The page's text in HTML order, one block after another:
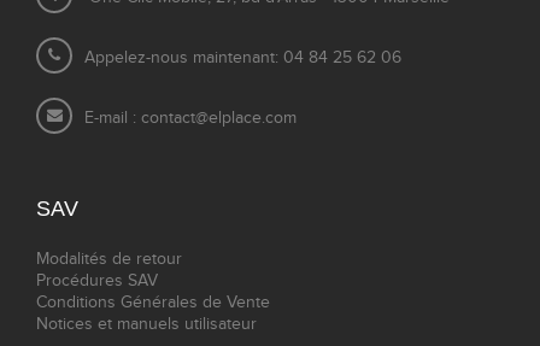
Appelez-nous maintenant: 04 84 25 62 06
E-mail : contact@elplace.com
SAV
Modalités de retour
Procédures SAV
Conditions Générales de Vente
Notices et manuels utilisateur